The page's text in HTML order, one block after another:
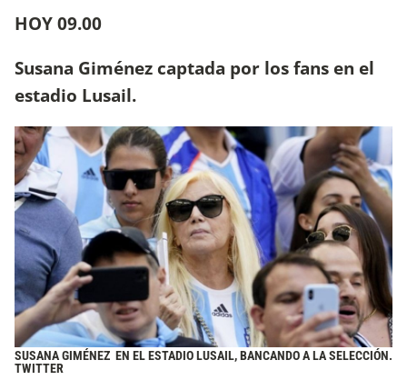
HOY 09.00
Susana Giménez captada por los fans en el
estadio Lusail.
SUSANA GIMÉNEZ EN EL ESTADIO LUSAIL, BANCANDO A LA SELECCIÓN.
TWITTER